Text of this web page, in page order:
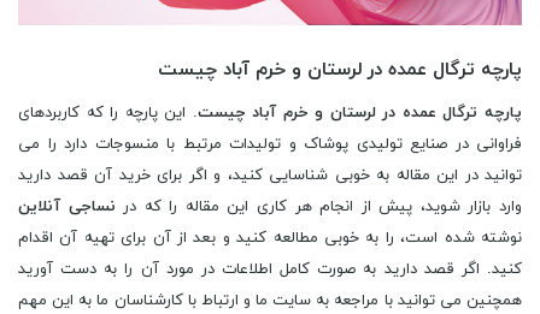
پارچه ترگال عمده در لرستان و خرم آباد چیست
پارچه ترگال عمده در لرستان و خرم آباد چیست. این پارچه را که کاربردهای
فراوانی در صنایع تولیدی پوشاک و تولیدات مرتبط با منسوجات دارد را می
توانید در این مقاله به خوبی شناسایی کنید، و اگر برای خرید آن قصد دارید
وارد بازار شوید، پیش از انجام هر کاری این مقاله را که در نساجی آنلاین
نوشته شده است، را به خوبی مطالعه کنید و بعد از آن برای تهیه آن اقدام
کنید. اگر قصد دارید به صورت کامل اطلاعات در مورد آن را به دست آورید
همچنین می توانید با مراجعه به سایت ما و ارتباط با کارشناسان ما به این مهم